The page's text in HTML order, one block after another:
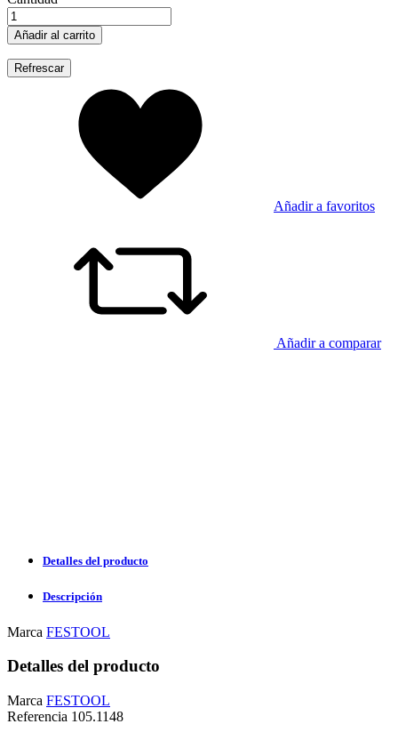
Añadir al carrito
Añadir a favoritos
Añadir a comparar
Detalles del producto
Descripción
Marca FESTOOL
Detalles del producto
Marca FESTOOL
Referencia 105.1148